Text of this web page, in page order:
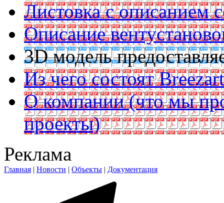
Листовка с описанием
Описание
3D модель
Из чего состоят
О компании (что мы
проекты)
Реклама
Главная | Новости | Объекты | Документация